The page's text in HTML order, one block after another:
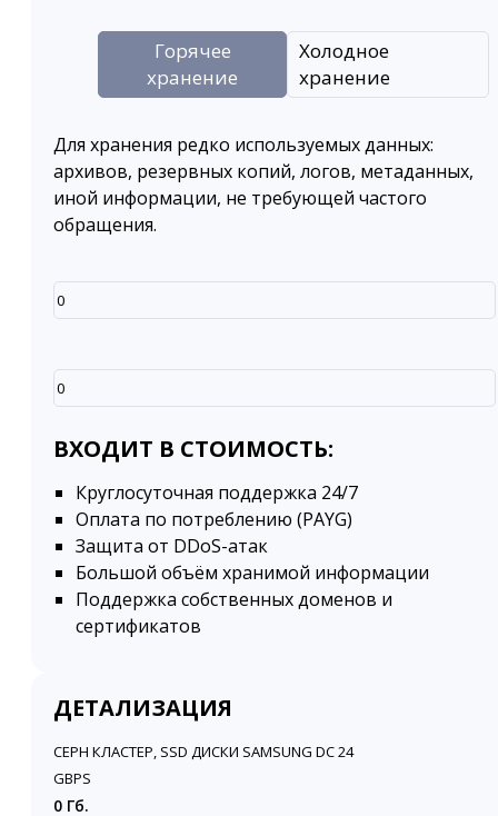
Горячее
хранение
Холодное
хранение
Для хранения редко используемых данных:
архивов, резервных копий, логов, метаданных,
иной информации, не требующей частого
обращения.
ВХОДИТ В СТОИМОСТЬ:
Круглосуточная поддержка 24/7
Оплата по потреблению (PAYG)
Защита от DDoS-атак
Большой объём хранимой информации
Поддержка собственных доменов и
сертификатов
ДЕТАЛИЗАЦИЯ
CEPH КЛАСТЕР, SSD ДИСКИ SAMSUNG DC 24
GBPS
0 Гб.